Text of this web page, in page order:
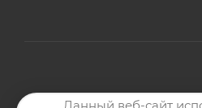
2026 © Магазин мото-